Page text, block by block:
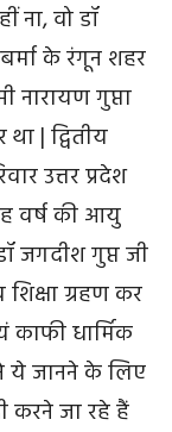
ना, वो डॉ
के रंगून शहर
नारायण गुप्ता
था | द्वितीय
उत्तर प्रदेश
वर्ष की आयु
जगदीश गुप्त जी
ग्रहण कर
काफी धार्मिक
ये जानने के लिए
करने जा रहे हैं